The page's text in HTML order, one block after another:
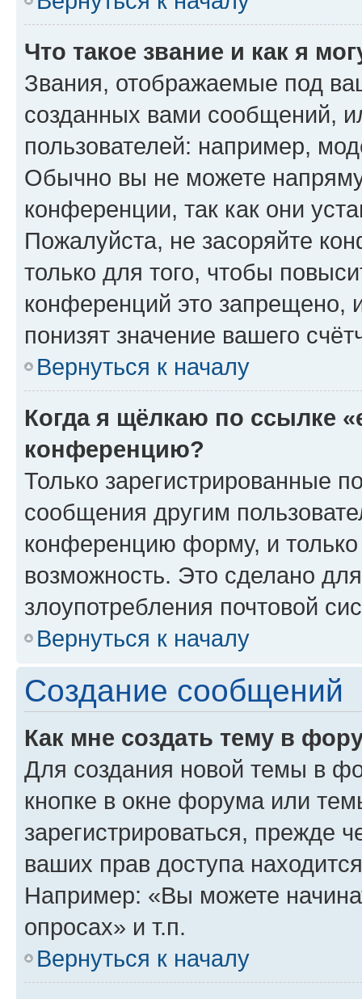
Что такое звание и как я
Звания, отображаемые под
созданных вами сообщений,
пользователей: например,
Обычно вы не можете
конференции, так как они
Пожалуйста, не засоряйте
только для того, чтобы
конференций это запрещено,
понизят значение вашего
Вернуться к началу
Когда я щёлкаю по ссылке
конференцию?
Только зарегистрированные
сообщения другим
конференцию форму, и
возможность. Это сделано
злоупотребления почтовой
Вернуться к началу
Создание сообщений
Как мне создать тему в
Для создания новой темы в
кнопке в окне форума или
зарегистрироваться, прежде
ваших прав доступа
Например: «Вы можете
опросах» и т.п.
Вернуться к началу